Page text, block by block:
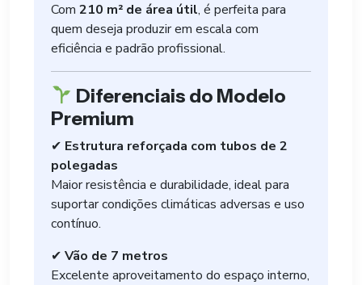
Com 210 m² de área útil, é perfeita para
quem deseja produzir em escala com
eficiência e padrão profissional.
Diferenciais do Modelo
Premium
✔ Estrutura reforçada com tubos de 2
polegadas
Maior resistência e durabilidade, ideal para
suportar condições climáticas adversas e uso
contínuo.
✔ Vão de 7 metros
Excelente aproveitamento do espaço interno,